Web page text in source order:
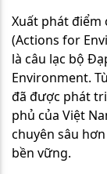
Xuất phát điểm
(Actions for
là câu lạc bộ
Environment.
đã được phát
phủ của Việt
chuyên sâu
bền vững.